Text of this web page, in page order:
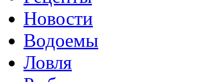
Новости
Водоемы
Ловля